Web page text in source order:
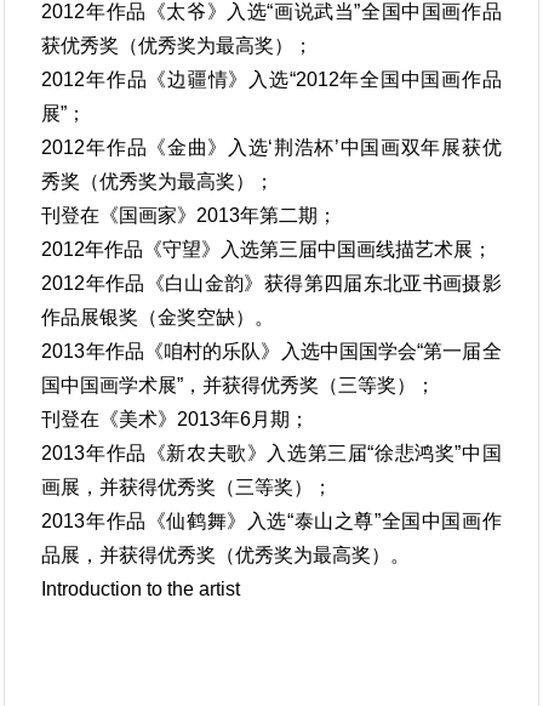
2012年作品《太爷》入选“画说武当”全国中国画作品
获优秀奖（优秀奖为最高奖）；
2012年作品《边疆情》入选“2012年全国中国画作品
展”；
2012年作品《金曲》入选‘荆浩杯’中国画双年展获优
秀奖（优秀奖为最高奖）；
刊登在《国画家》2013年第二期；
2012年作品《守望》入选第三届中国画线描艺术展；
2012年作品《白山金韵》获得第四届东北亚书画摄影
作品展银奖（金奖空缺）。
2013年作品《咱村的乐队》入选中国国学会“第一届全
国中国画学术展”，并获得优秀奖（三等奖）；
刊登在《美术》2013年6月期；
2013年作品《新农夫歌》入选第三届“徐悲鸿奖”中国
画展，并获得优秀奖（三等奖）；
2013年作品《仙鹤舞》入选“泰山之尊”全国中国画作
品展，并获得优秀奖（优秀奖为最高奖）。
Introduction to the artist